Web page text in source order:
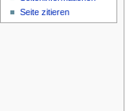
Seite zitieren